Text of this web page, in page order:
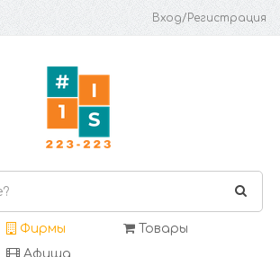
Вход/Регистрация
Фирмы
Товары
Афиша